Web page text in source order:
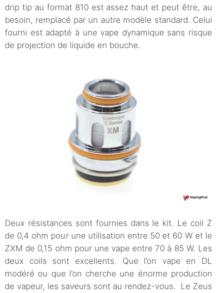
drip tip au format 810 est assez haut et peut être, au
besoin, remplacé par un autre modèle standard. Celui
fourni est adapté à une vape dynamique sans risque
de projection de liquide en bouche.
Deux résistances sont fournies dans le kit. Le coil Z
de 0,4 ohm pour une utilisation entre 50 et 60 W et le
ZXM de 0,15 ohm pour une vape entre 70 à 85 W. Les
deux coils sont excellents. Que l’on vape en DL
modéré ou que l’on cherche une énorme production
de vapeur, les saveurs sont au rendez-vous. Le Zeus